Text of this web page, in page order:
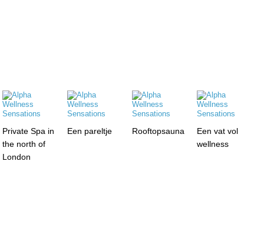
Private Spa in
the north of
London
Een pareltje Rooftopsauna
Een vat vol
wellness